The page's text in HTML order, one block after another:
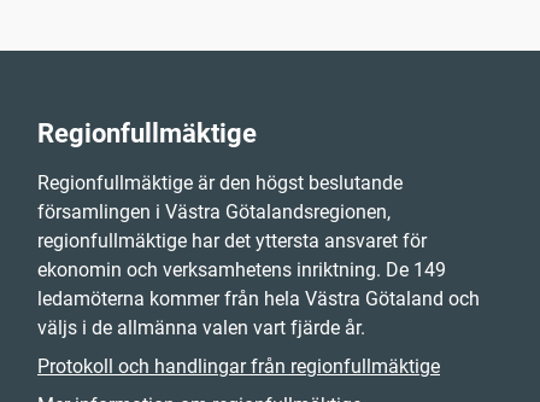
Regionfullmäktige
Regionfullmäktige är den högst beslutande
församlingen i Västra Götalandsregionen,
regionfullmäktige har det yttersta ansvaret för
ekonomin och verksamhetens inriktning. De 149
ledamöterna kommer från hela Västra Götaland och
väljs i de allmänna valen vart fjärde år.
Protokoll och handlingar från regionfullmäktige